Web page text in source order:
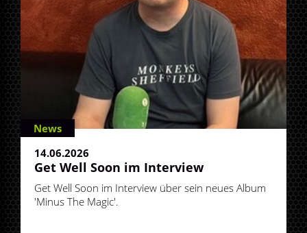
News
14.06.2026
Get Well Soon im Interview
Get Well Soon im Interview über sein neues Album
'Minus The Magic'.